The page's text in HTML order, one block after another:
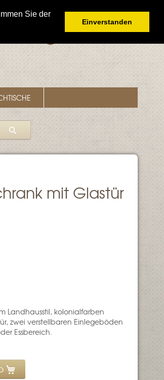
Sie der
Einverstanden
Mein Mein Warenkorb
Suche
mit Glastür
Landhausstil, kolonialfarben
zwei verstellbaren Einlegeböden
Essbereich.